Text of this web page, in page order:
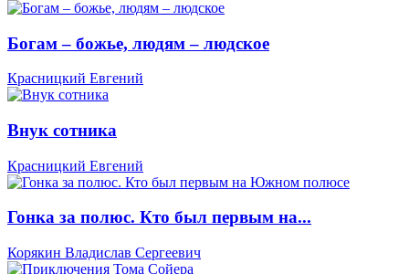
Богам – божье, людям – людское
Красницкий Евгений
Внук сотника
Красницкий Евгений
Гонка за полюс. Кто был первым на...
Корякин Владислав Сергеевич